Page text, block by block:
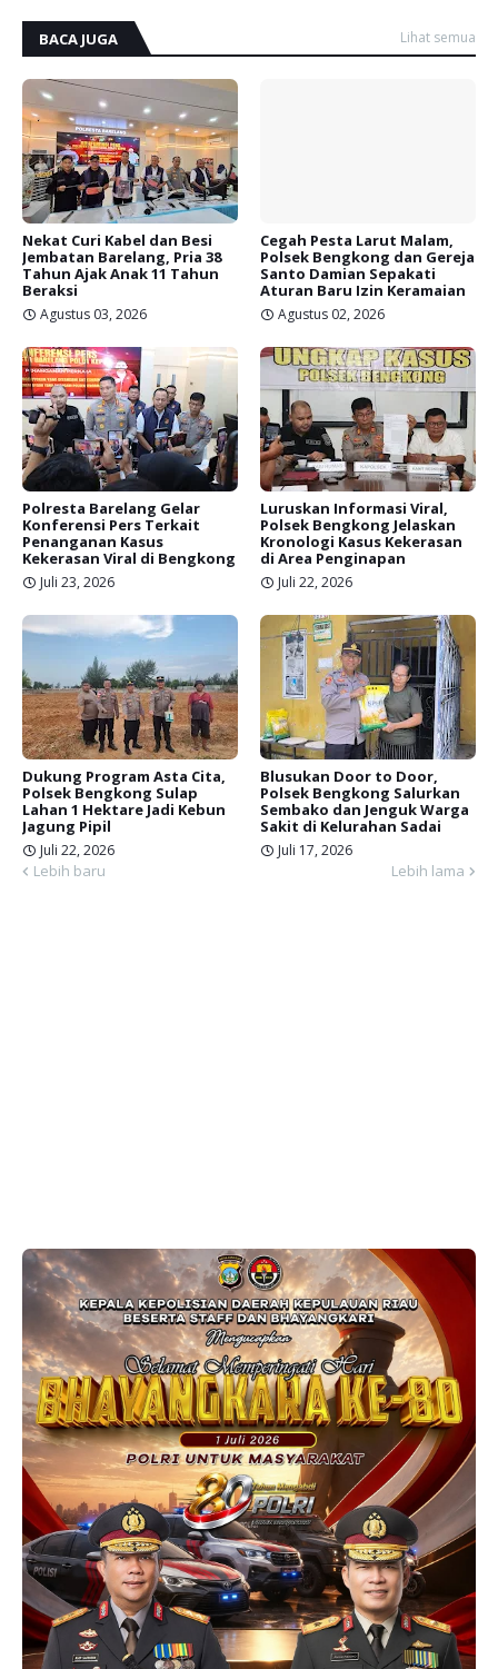
BACA JUGA Lihat semua
Nekat Curi Kabel dan Besi
Jembatan Barelang, Pria 38
Tahun Ajak Anak 11 Tahun
Beraksi
Agustus 03, 2026
Cegah Pesta Larut Malam,
Polsek Bengkong dan Gereja
Santo Damian Sepakati
Aturan Baru Izin Keramaian
Agustus 02, 2026
Polresta Barelang Gelar
Konferensi Pers Terkait
Penanganan Kasus
Kekerasan Viral di Bengkong
Juli 23, 2026
Luruskan Informasi Viral,
Polsek Bengkong Jelaskan
Kronologi Kasus Kekerasan
di Area Penginapan
Juli 22, 2026
Dukung Program Asta Cita,
Polsek Bengkong Sulap
Lahan 1 Hektare Jadi Kebun
Jagung Pipil
Juli 22, 2026
Blusukan Door to Door,
Polsek Bengkong Salurkan
Sembako dan Jenguk Warga
Sakit di Kelurahan Sadai
Juli 17, 2026
Lebih baru Lebih lama